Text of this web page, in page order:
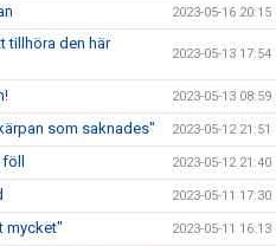
2023-05-16 20:15
tillhöra den här
2023-05-13 17:54
2023-05-13 08:59
som saknades" 2023-05-12 21:51
2023-05-12 21:40
2023-05-11 17:30
mycket" 2023-05-11 16:13